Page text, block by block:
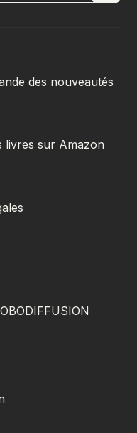
des nouveautés
livres sur Amazon